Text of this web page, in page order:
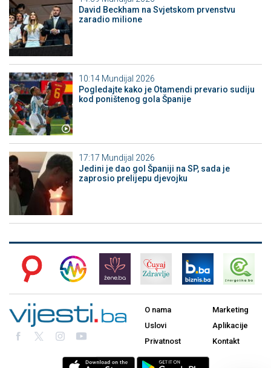
David Beckham na Svjetskom prvenstvu
zaradio milione
10:14 Mundijal 2026
Pogledajte kako je Otamendi prevario sudiju
kod poništenog gola Španije
17:17 Mundijal 2026
Jedini je dao gol Španiji na SP, sada je
zaprosio prelijepu djevojku
O nama
Uslovi
Privatnost
Marketing
Aplikacije
Kontakt